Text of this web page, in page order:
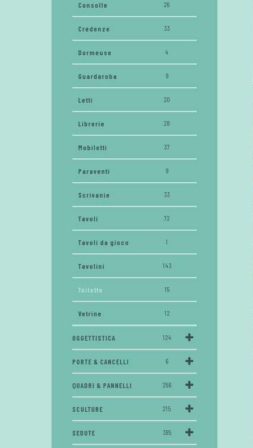
Consolle 26
Credenze 33
Dormeuse 4
Guardaroba 9
Letti 20
Librerie 28
Mobiletti 37
Paraventi 9
Scrivanie 33
Tavoli 72
Tavoli da gioco 1
Tavolini 143
Toilette 15
Vetrine 12
OGGETTISTICA 124
PORTE & CANCELLI 6
QUADRI & PANNELLI 256
SCULTURE 215
SEDUTE 385